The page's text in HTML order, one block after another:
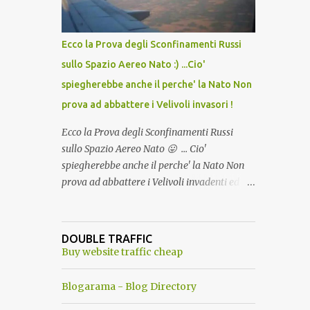
del Capo, era "spettacolare Ghiacciato, ma
andava bene anche, a Temperatura
Ambiente"! Riproponiamo l'articolo per NON
Ecco la Prova degli Sconfinamenti Russi
sullo Spazio Aereo Nato :) ...Cio'
spiegherebbe anche il perche' la Nato Non
prova ad abbattere i Velivoli invasori !
Ecco la Prova degli Sconfinamenti Russi
sullo Spazio Aereo Nato 😛 ... Cio'
spiegherebbe anche il perche' la Nato Non
prova ad abbattere i Velivoli invadenti ed
alcuna notizia di un'invasione dello spazio
aereo NATO da parte di un robot chiamato
ancora una fantasia Nato o forse una "False
DOUBLE TRAFFIC
Buy website traffic cheap
Blogarama - Blog Directory